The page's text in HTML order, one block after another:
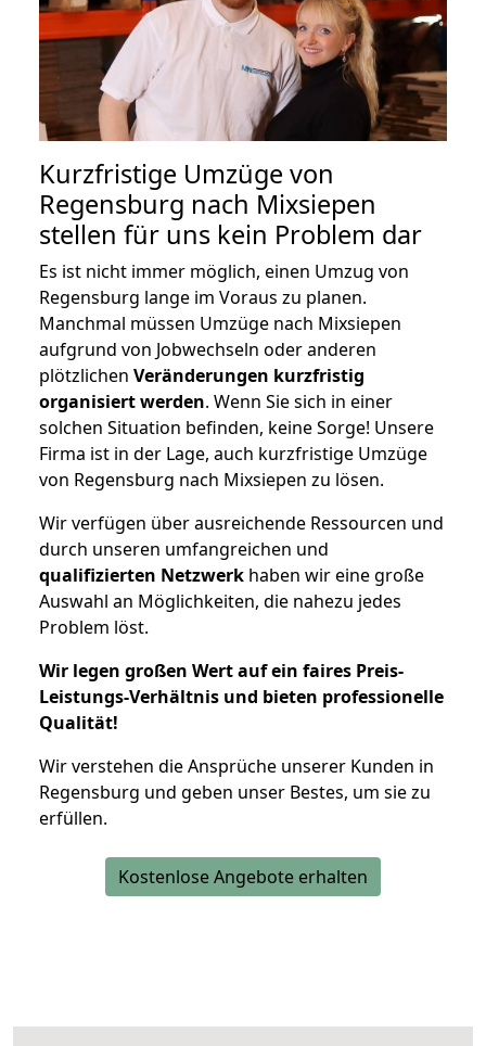
Kurzfristige Umzüge von
Regensburg nach Mixsiepen
stellen für uns kein Problem dar
Es ist nicht immer möglich, einen Umzug von
Regensburg lange im Voraus zu planen.
Manchmal müssen Umzüge nach Mixsiepen
aufgrund von Jobwechseln oder anderen
plötzlichen Veränderungen kurzfristig
organisiert werden. Wenn Sie sich in einer
solchen Situation befinden, keine Sorge! Unsere
Firma ist in der Lage, auch kurzfristige Umzüge
von Regensburg nach Mixsiepen zu lösen.
Wir verfügen über ausreichende Ressourcen und
durch unseren umfangreichen und
qualifizierten Netzwerk haben wir eine große
Auswahl an Möglichkeiten, die nahezu jedes
Problem löst.
Wir legen großen Wert auf ein faires Preis-
Leistungs-Verhältnis und bieten professionelle
Qualität!
Wir verstehen die Ansprüche unserer Kunden in
Regensburg und geben unser Bestes, um sie zu
erfüllen.
Kostenlose Angebote erhalten